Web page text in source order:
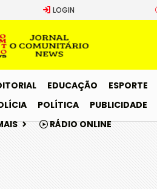
LOGIN
EDUCAÇÃO ESPORTE
POLÍTICA PUBLICIDADE
RÁDIO ONLINE